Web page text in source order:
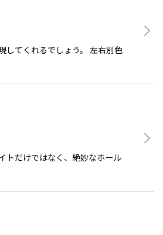
してくれるでしょう。 左右別色
トだけではなく、絶妙なホール